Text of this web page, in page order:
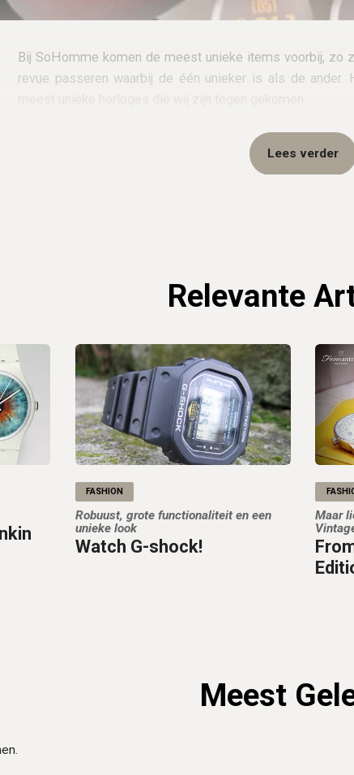
Bij SoHomme komen de meest unieke items voorbij, zo
revue passeren waarbij de één unieker is als de
Lees verder
Relevante
FASHION
Robuust, grote functionaliteit en een
unieke look
Watch G-shock!
Maar
Meest